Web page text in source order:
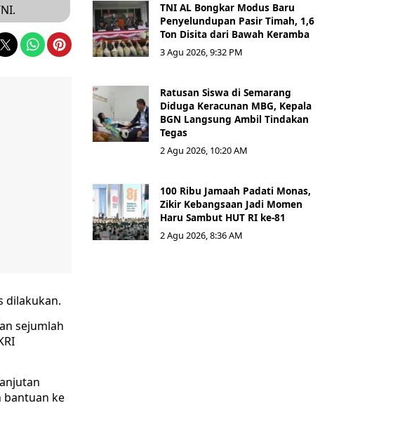
dilakukan.
sejumlah
bantuan ke
TNI AL Bongkar Modus Baru
Penyelundupan Pasir Timah, 1,6
Ton Disita dari Bawah Keramba
3 Agu 2026, 9:32 PM
Ratusan Siswa di Semarang
Diduga Keracunan MBG, Kepala
BGN Langsung Ambil Tindakan
Tegas
2 Agu 2026, 10:20 AM
100 Ribu Jamaah Padati Monas,
Zikir Kebangsaan Jadi Momen
Haru Sambut HUT RI ke-81
2 Agu 2026, 8:36 AM